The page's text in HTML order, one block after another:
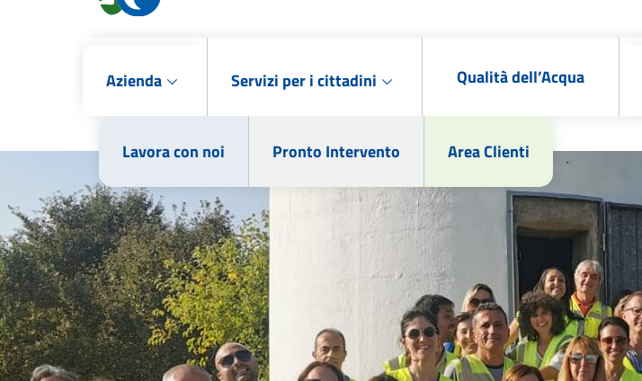
Azienda Servizi per i cittadini Qualità dell’Acqua
Lavora con noi Pronto Intervento Area Clienti